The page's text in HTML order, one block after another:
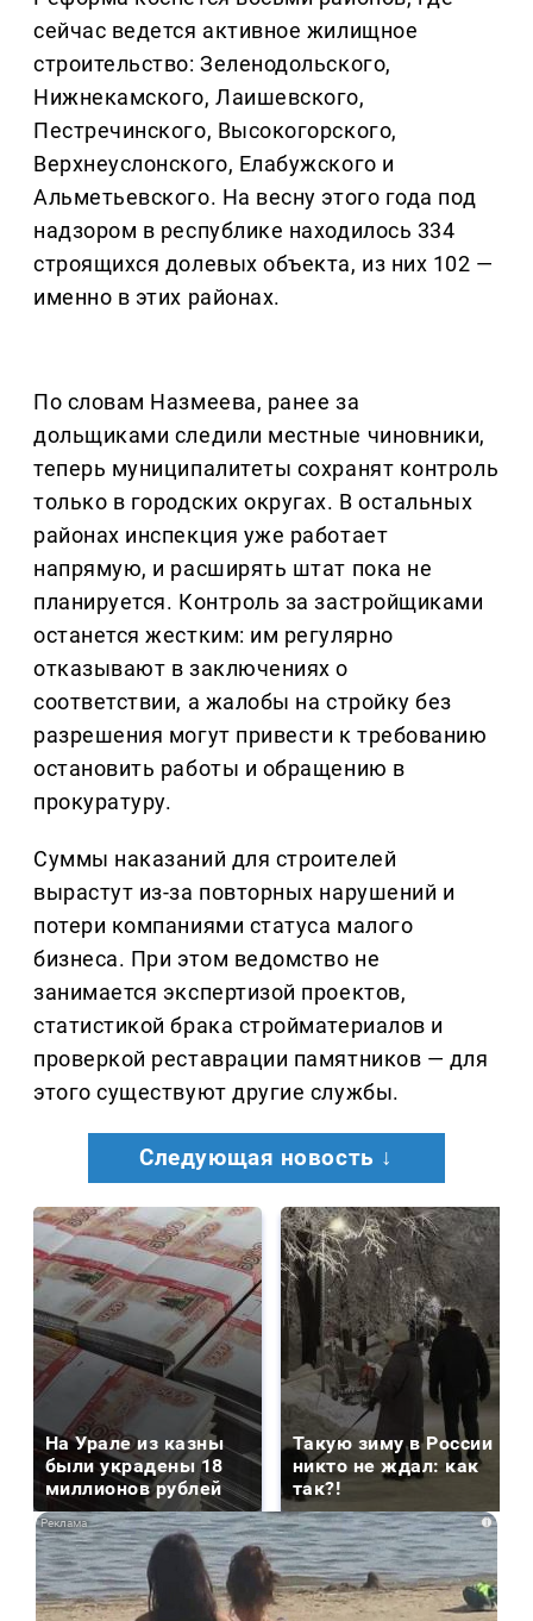
сейчас ведется активное жилищное
строительство: Зеленодольского,
Нижнекамского, Лаишевского,
Пестречинского, Высокогорского,
Верхнеуслонского, Елабужского и
Альметьевского. На весну этого года под
надзором в республике находилось 334
строящихся долевых объекта, из них 102 —
именно в этих районах.
По словам Назмеева, ранее за
дольщиками следили местные чиновники,
теперь муниципалитеты сохранят контроль
только в городских округах. В остальных
районах инспекция уже работает
напрямую, и расширять штат пока не
планируется. Контроль за застройщиками
останется жестким: им регулярно
отказывают в заключениях о
соответствии, а жалобы на стройку без
разрешения могут привести к требованию
остановить работы и обращению в
прокуратуру.
Суммы наказаний для строителей
вырастут из-за повторных нарушений и
потери компаниями статуса малого
бизнеса. При этом ведомство не
занимается экспертизой проектов,
статистикой брака стройматериалов и
проверкой реставрации памятников — для
этого существуют другие службы.
Следующая новость ↓
На Урале из казны
были украдены 18
миллионов рублей
Такую зиму в России
никто не ждал: как
так?!
i